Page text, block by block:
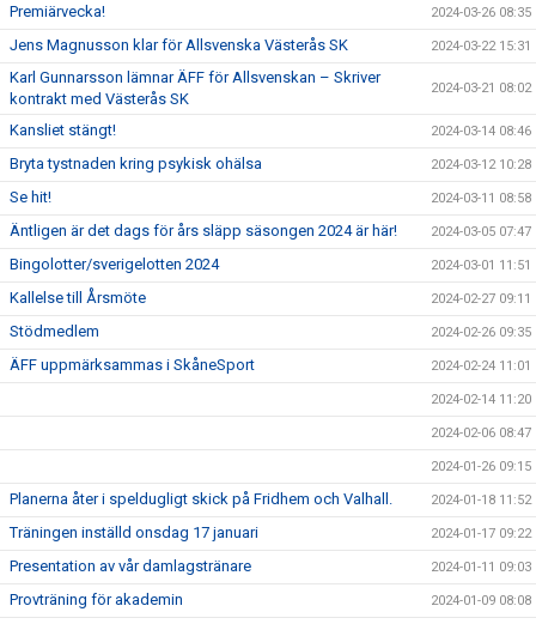
Premiärvecka! 2024-03-26 08:35
Jens Magnusson klar för Allsvenska Västerås SK 2024-03-22 15:31
Karl Gunnarsson lämnar ÄFF för Allsvenskan – Skriver
kontrakt med Västerås SK
2024-03-21 08:02
Kansliet stängt! 2024-03-14 08:46
Bryta tystnaden kring psykisk ohälsa 2024-03-12 10:28
Se hit! 2024-03-11 08:58
Äntligen är det dags för års släpp säsongen 2024 är här! 2024-03-05 07:47
Bingolotter/sverigelotten 2024 2024-03-01 11:51
Kallelse till Årsmöte 2024-02-27 09:11
Stödmedlem 2024-02-26 09:35
ÄFF uppmärksammas i SkåneSport 2024-02-24 11:01
2024-02-14 11:20
2024-02-06 08:47
2024-01-26 09:15
Planerna åter i speldugligt skick på Fridhem och Valhall. 2024-01-18 11:52
Träningen inställd onsdag 17 januari 2024-01-17 09:22
Presentation av vår damlagstränare 2024-01-11 09:03
Provträning för akademin 2024-01-09 08:08